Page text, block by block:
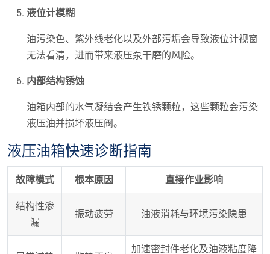
液位计模糊
油污染色、紫外线老化以及外部污垢会导致液位计视窗
无法看清，进而带来液压泵干磨的风险。
内部结构锈蚀
油箱内部的水气凝结会产生铁锈颗粒，这些颗粒会污染
液压油并损坏液压阀。
液压油箱快速诊断指南
故障模式 根本原因 直接作业影响
结构性渗
漏
振动疲劳 油液消耗与环境污染隐患
加速密封件老化及油液粘度降